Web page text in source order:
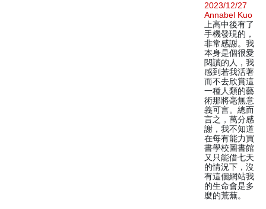
2023/12/27
Annabel Kuo
上高中後有了
手機發現的，
非常感謝。我
本身是個很愛
閱讀的人，我
感到若我活著
而不去欣賞這
一種人類的藝
術那將毫無意
義可言。總而
言之，萬分感
謝，我不知道
在每有能力買
書學校圖書館
又只能借七天
的情況下，沒
有這個網站我
的生命會是多
麼的荒蕪。